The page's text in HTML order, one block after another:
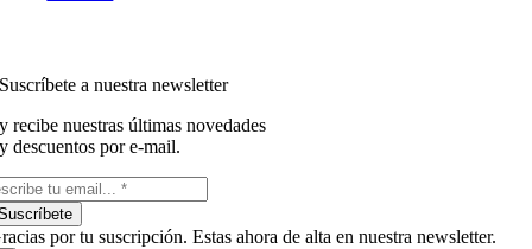
Suscríbete a nuestra newsletter
y recibe nuestras últimas novedades
y descuentos por e-mail.
por tu suscripción. Estas ahora de alta en nuestra newsletter.